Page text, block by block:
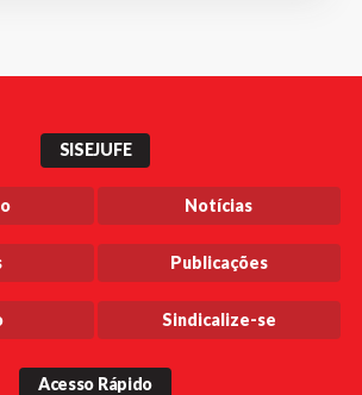
SISEJUFE
Notícias
Publicações
Sindicalize-se
Acesso Rápido